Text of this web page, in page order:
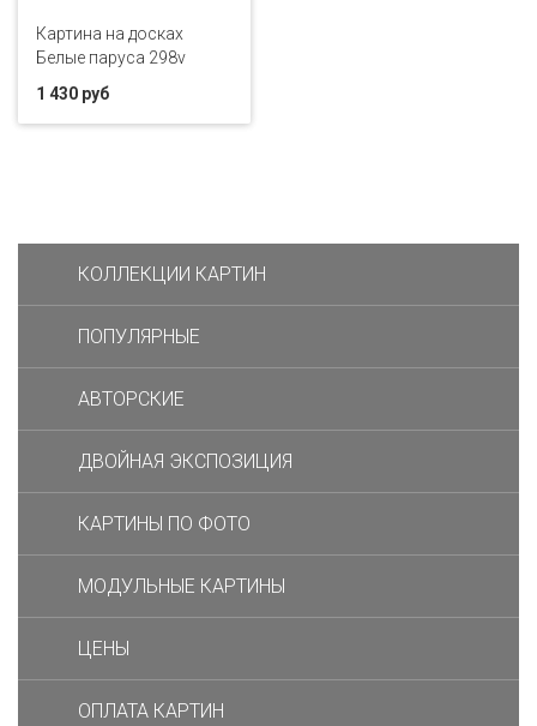
Картина на досках
Белые паруса 298v
1 430 руб
КОЛЛЕКЦИИ КАРТИН
ПОПУЛЯРНЫЕ
АВТОРСКИЕ
ДВОЙНАЯ ЭКСПОЗИЦИЯ
КАРТИНЫ ПО ФОТО
МОДУЛЬНЫЕ КАРТИНЫ
ЦЕНЫ
ОПЛАТА КАРТИН